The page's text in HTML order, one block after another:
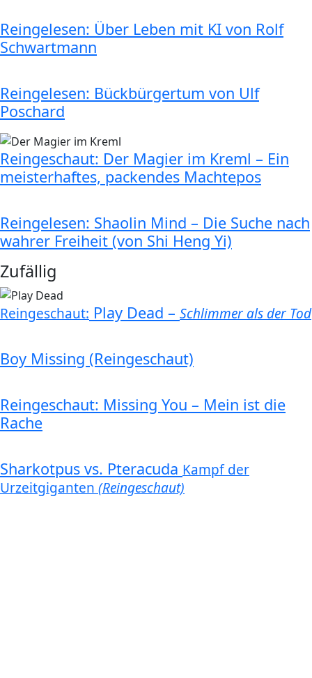
Reingelesen: Über Leben mit KI von Rolf
Schwartmann
Reingelesen: Bückbürgertum von Ulf
Poschard
Reingeschaut: Der Magier im Kreml – Ein
meisterhaftes, packendes Machtepos
Reingelesen: Shaolin Mind – Die Suche nach
wahrer Freiheit (von Shi Heng Yi)
Zufällig
Reingeschaut: Play Dead – Schlimmer als der Tod
Boy Missing (Reingeschaut)
Reingeschaut: Missing You – Mein ist die
Rache
Sharkotpus vs. Pteracuda Kampf der
Urzeitgiganten (Reingeschaut)